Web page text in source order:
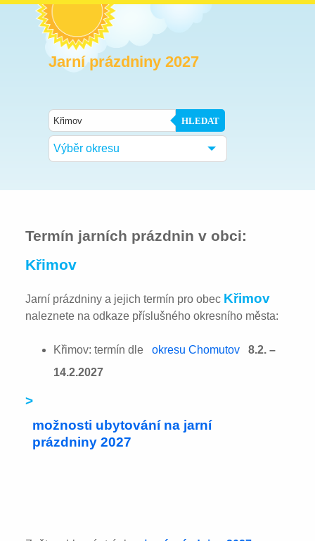
Jarní prázdniny 2027
HLEDAT
Výběr okresu
Termín jarních prázdnin v obci:
Křimov
Jarní prázdniny a jejich termín pro obec Křimov
naleznete na odkaze příslušného okresního města:
Křimov: termín dle okresu Chomutov
8.2. –
14.2.2027
>
možnosti ubytování na jarní
prázdniny 2027